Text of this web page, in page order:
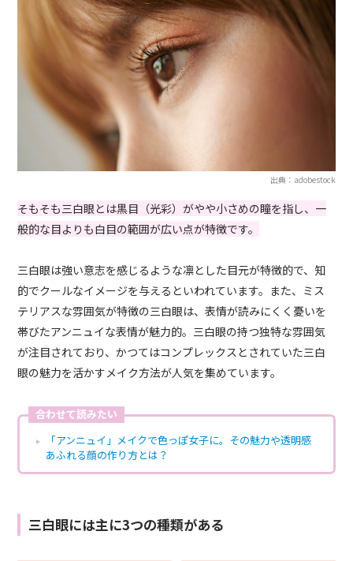
出典：adobestock
そもそも三白眼とは黒目（光彩）がやや小さめの瞳を指し、一
般的な目よりも白目の範囲が広い点が特徴です。
三白眼は強い意志を感じるような凛とした目元が特徴的で、知
的でクールなイメージを与えるといわれています。また、ミス
テリアスな雰囲気が特徴の三白眼は、表情が読みにくく憂いを
帯びたアンニュイな表情が魅力的。三白眼の持つ独特な雰囲気
が注目されており、かつてはコンプレックスとされていた三白
眼の魅力を活かすメイク方法が人気を集めています。
合わせて読みたい
「アンニュイ」メイクで色っぽ女子に。その魅力や透明感
あふれる顔の作り方とは？
三白眼には主に3つの種類がある